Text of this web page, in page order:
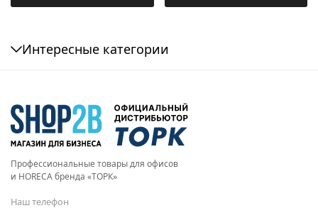
Интересные категории
Профессиональные товары для офисов
и HORECA бренда «ТОРК»
Наш телефон